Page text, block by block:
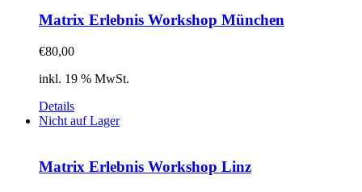
Matrix Erlebnis Workshop München
€80,00
inkl. 19 % MwSt.
Details
Nicht auf Lager
Matrix Erlebnis Workshop Linz